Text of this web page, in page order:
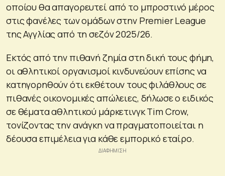
οποίου θα απαγορευτεί από το μπροστινό μέρος
στις φανέλες των ομάδων στην Premier League
της Αγγλίας από τη σεζόν 2025/26.
Εκτός από την πιθανή ζημία στη δική τους φήμη,
οι αθλητικοί οργανισμοί κινδυνεύουν επίσης να
κατηγορηθούν ότι εκθέτουν τους φιλάθλους σε
πιθανές οικονομικές απώλειες, δήλωσε ο ειδικός
σε θέματα αθλητικού μάρκετινγκ Tim Crow,
τονίζοντας την ανάγκη να πραγματοποιείται η
δέουσα επιμέλεια για κάθε εμπορικό εταίρο.